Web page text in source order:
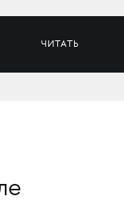
ЧИТАТЬ